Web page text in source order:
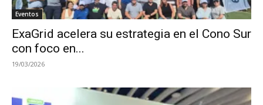
Eventos
ExaGrid acelera su estrategia en el Cono Sur
con foco en...
19/03/2026